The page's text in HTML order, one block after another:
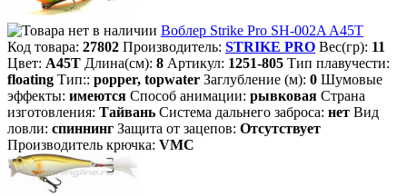
Воблер Strike Pro SH-002A A45T
Код товара: 27802 Производитель: STRIKE PRO Вес(гр): 11
Цвет: A45T Длина(см): 8 Артикул: 1251-805 Тип плавучести:
floating Тип:: popper, topwater Заглубление (м): 0 Шумовые
эффекты: имеются Способ анимации: рывковая Страна
изготовления: Тайвань Система дальнего заброса: нет Вид
ловли: спиннинг Защита от зацепов: Отсутствует
Производитель крючка: VMC